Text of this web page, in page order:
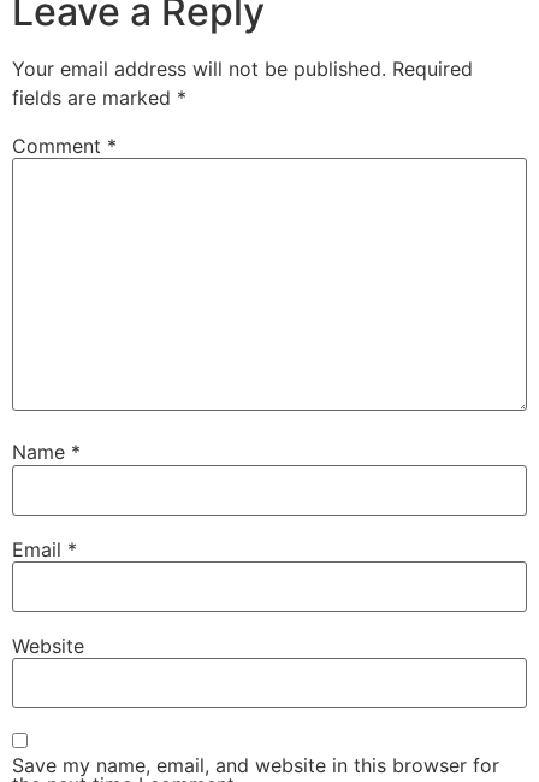
Leave a Reply
Your email address will not be published. Required
fields are marked *
Comment *
Name *
Email *
Website
Save my name, email, and website in this browser for